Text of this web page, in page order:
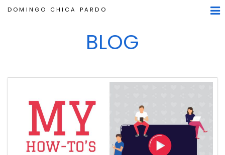
DOMINGO CHICA PARDO
BLOG